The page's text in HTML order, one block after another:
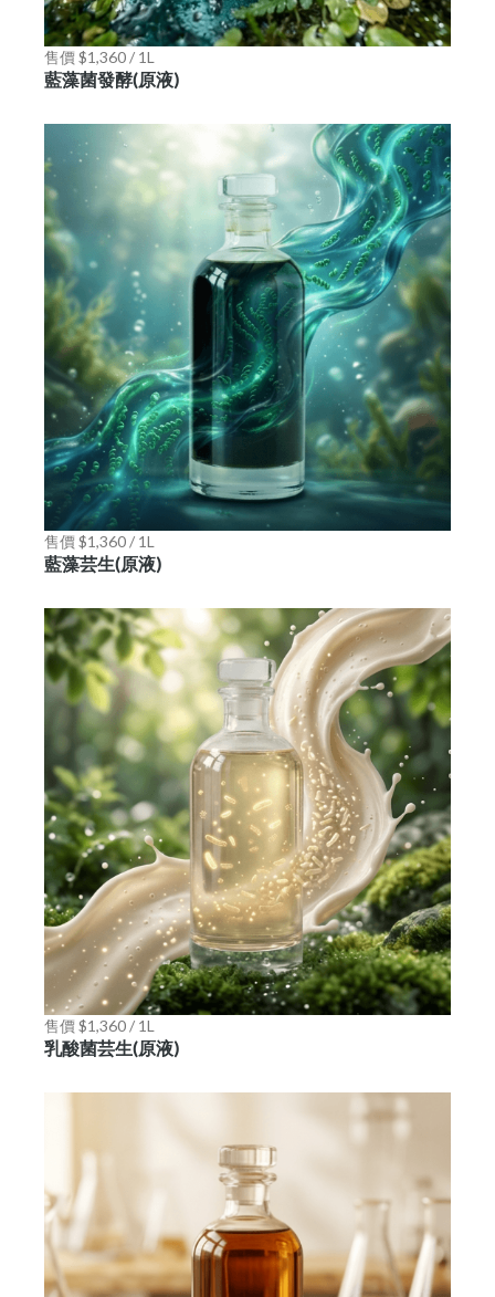
售價 $1,360 / 1L
藍藻菌發酵(原液)
售價 $1,360 / 1L
藍藻芸生(原液)
售價 $1,360 / 1L
乳酸菌芸生(原液)